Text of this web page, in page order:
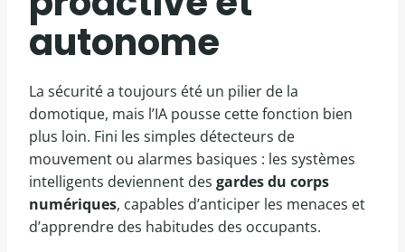
autonome
La sécurité a toujours été un pilier de la
domotique, mais l’IA pousse cette fonction bien
plus loin. Fini les simples détecteurs de
mouvement ou alarmes basiques : les systèmes
intelligents deviennent des gardes du corps
numériques, capables d’anticiper les menaces et
d’apprendre des habitudes des occupants.